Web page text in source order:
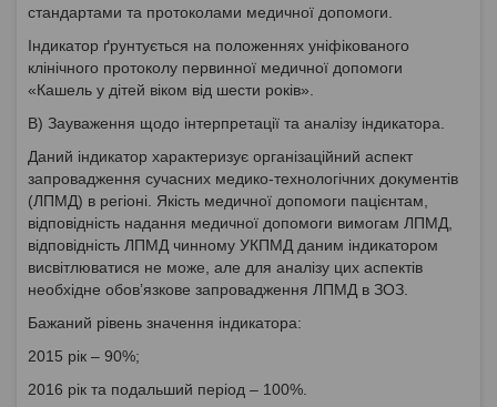
стандартами та протоколами медичної допомоги.
Індикатор ґрунтується на положеннях уніфікованого
клінічного протоколу первинної медичної допомоги
«Кашель у дітей віком від шести років».
В) Зауваження щодо інтерпретації та аналізу індикатора.
Даний індикатор характеризує організаційний аспект
запровадження сучасних медико-технологічних документів
(ЛПМД) в регіоні. Якість медичної допомоги пацієнтам,
відповідність надання медичної допомоги вимогам ЛПМД,
відповідність ЛПМД чинному УКПМД даним індикатором
висвітлюватися не може, але для аналізу цих аспектів
необхідне обов’язкове запровадження ЛПМД в ЗОЗ.
Бажаний рівень значення індикатора:
2015 рік – 90%;
2016 рік та подальший період – 100%.